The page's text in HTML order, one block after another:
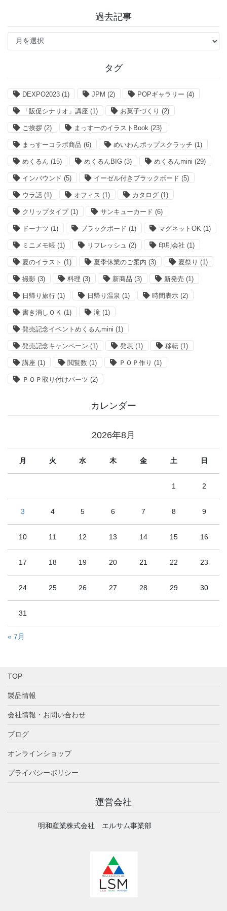
過去記事
過
記
タグ
DEXPO2023 (1) JPM (2) POPギャラリー (4)
「販促シナリオ」講座 (1) お菓子づくり (2)
ご挨拶 (2) まっすーのイラストBook (23)
まっすーコラボ商品 (6) めいわんポップスクラッチ (1)
めくるん (15) めくるんBIG (3) めくるんmini (29)
インバウンド (5) イーゼル付きブラックボード (5)
ウラ話 (1) オフィス (1) カタログ (1)
クリップタイプ(1) サンキューカード (6)
ドーナツ (1) ブラックボード (1) マグネットOK (1)
ミニメモ帳 (1) リフレッシュ (2) 印刷会社 (1)
夏のイラスト (1) 夏季休業のご案内 (3) 夏祭り (1)
撮影 (3) 料理 (3) 新商品 (3) 新発売 (1)
日帰り旅行 (1) 日帰り温泉 (1) 時間表示 (2)
書き消しＯＫ (1) 滝 (1)
発売記念イベントめくるんmini (1)
発売記念キャンペーン (1) 発表 (1) 移転 (1)
講座 (1) 閲覧数 (1) ＰＯＰ作り (1)
ＰＯＰ取り付けパーツ (2)
カレンダー
2026年8月
月 火 水 木 金 土 日
1 2
3 4 5 6 7 8 9
10 11 12 13 14 15 16
17 18 19 20 21 22 23
24 25 26 27 28 29 30
31
« 7月
TOP
製品情報
会社情報・お問い合わせ
ブログ
オンラインショップ
プライバシーポリシー
運営会社
明和産業株式会社 エルサム事業部